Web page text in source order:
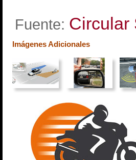
Fuente: Circular
Imágenes Adicionales